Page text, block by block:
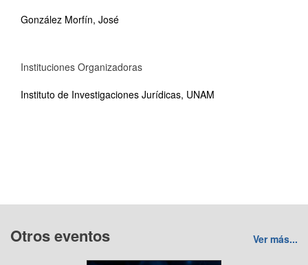
González Morfín, José
Instituciones Organizadoras
Instituto de Investigaciones Jurídicas, UNAM
Otros eventos Ver más...